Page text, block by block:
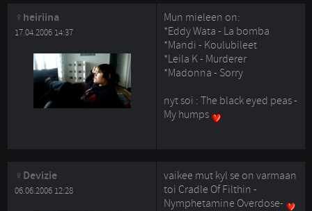
heiriina
17.04.2006 14:37
Mun mieleen on:
*Eddy Wata - La bomba
*Mandi - Koulubileet
*Leila K - Murderer
*Madonna - Sorry
nyt soi : The black eyed peas -
My humps
Devizie
06.06.2006 12:28
vaikee mut kyl se on varmaan
toi Cradle Of Filthin -
Nymphetamine Overdose-